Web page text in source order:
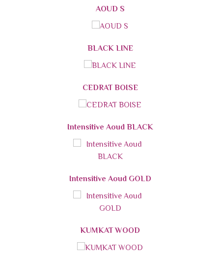
AOUD S
BLACK LINE
CEDRAT BOISE
Intensitive Aoud BLACK
Intensitive Aoud GOLD
KUMKAT WOOD